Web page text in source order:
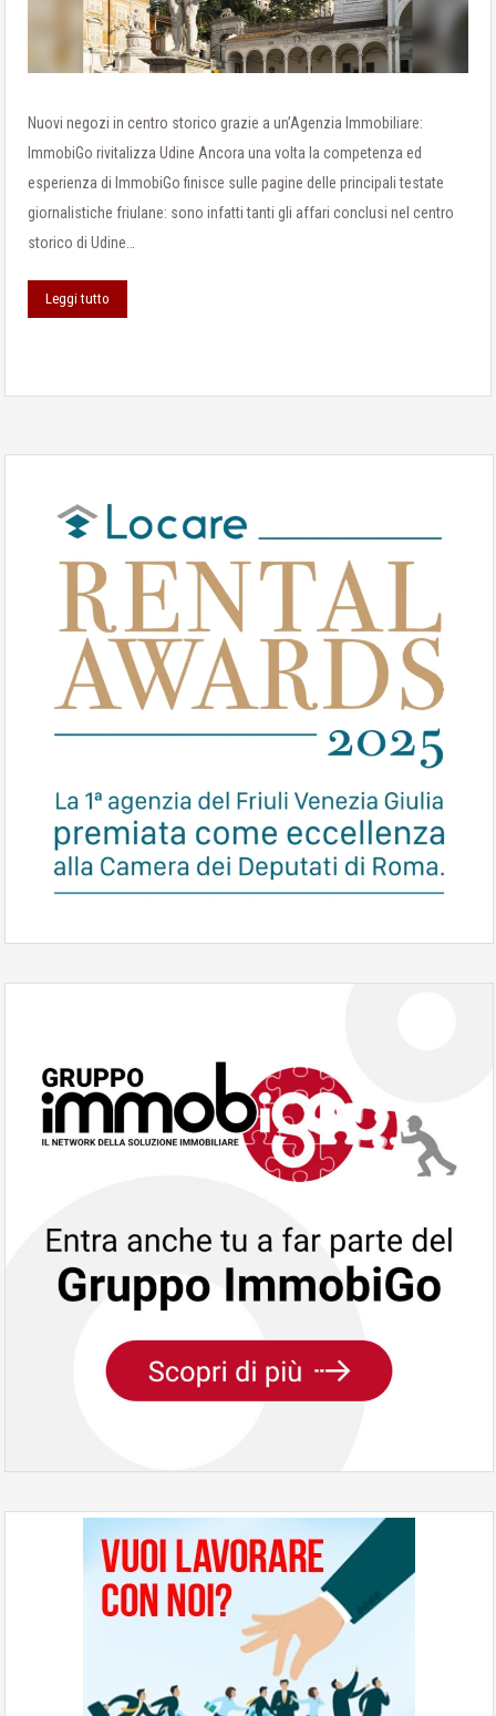
Nuovi negozi in centro storico grazie a un’Agenzia Immobiliare:
ImmobiGo rivitalizza Udine Ancora una volta la competenza ed
esperienza di ImmobiGo finisce sulle pagine delle principali testate
giornalistiche friulane: sono infatti tanti gli affari conclusi nel centro
storico di Udine…
Leggi tutto